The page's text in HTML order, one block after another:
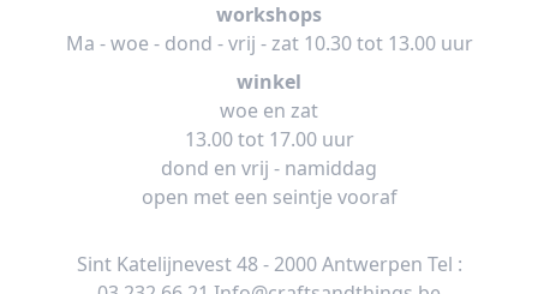
workshops
Ma - woe - dond - vrij - zat 10.30 tot 13.00 uur
winkel
woe en zat
13.00 tot 17.00 uur
dond en vrij - namiddag
open met een seintje vooraf
Sint Katelijnevest 48 - 2000 Antwerpen Tel :